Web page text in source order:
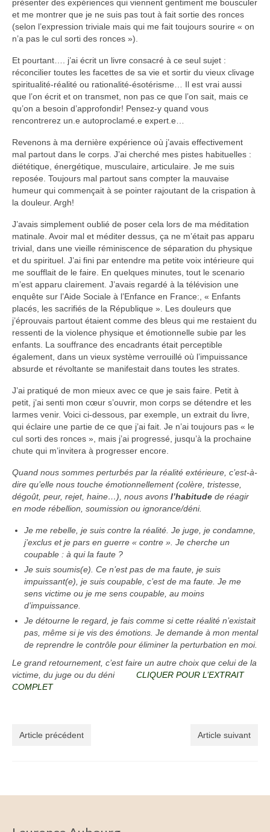
présenter des expériences qui viennent gentiment me bousculer
et me montrer que je ne suis pas tout à fait sortie des ronces
(selon l’expression triviale mais qui me fait toujours sourire « on
n’a pas le cul sorti des ronces »).
Et pourtant…. j’ai écrit un livre consacré à ce seul sujet :
réconcilier toutes les facettes de sa vie et sortir du vieux clivage
spiritualité-réalité ou rationalité-ésotérisme… Il est vrai aussi
que l’on écrit et on transmet, non pas ce que l’on sait, mais ce
qu’on a besoin d’approfondir! Pensez-y quand vous
rencontrerez un.e autoproclamé.e expert.e…
Revenons à ma dernière expérience où j’avais effectivement
mal partout dans le corps. J’ai cherché mes pistes habituelles :
diététique, énergétique, musculaire, articulaire. Je me suis
reposée. Toujours mal partout sans compter la mauvaise
humeur qui commençait à se pointer rajoutant de la crispation à
la douleur. Argh!
J’avais simplement oublié de poser cela lors de ma méditation
matinale. Avoir mal et méditer dessus, ça ne m’était pas apparu
trivial, dans une vieille réminiscence de séparation du physique
et du spirituel. J’ai fini par entendre ma petite voix intérieure qui
me soufflait de le faire. En quelques minutes, tout le scenario
m’est apparu clairement. J’avais regardé à la télévision une
enquête sur l’Aide Sociale à l’Enfance en France:, « Enfants
placés, les sacrifiés de la République ». Les douleurs que
j’éprouvais partout étaient comme des bleus qui me restaient du
ressenti de la violence physique et émotionnelle subie par les
enfants. La souffrance des encadrants était perceptible
également, dans un vieux système verrouillé où l’impuissance
absurde et révoltante se manifestait dans toutes les strates.
J’ai pratiqué de mon mieux avec ce que je sais faire. Petit à
petit, j’ai senti mon cœur s’ouvrir, mon corps se détendre et les
larmes venir. Voici ci-dessous, par exemple, un extrait du livre,
qui éclaire une partie de ce que j’ai fait. Je n’ai toujours pas « le
cul sorti des ronces », mais j’ai progressé, jusqu’à la prochaine
chute qui m’invitera à progresser encore.
Quand nous sommes perturbés par la réalité extérieure, c’est-à-
dire qu’elle nous touche émotionnellement (colère, tristesse,
dégoût, peur, rejet, haine…), nous avons l’habitude de réagir
en mode rébellion, soumission ou ignorance/déni.
Je me rebelle, je suis contre la réalité. Je juge, je condamne,
j’exclus et je pars en guerre « contre ». Je cherche un
coupable : à qui la faute ?
Je suis soumis(e). Ce n’est pas de ma faute, je suis
impuissant(e), je suis coupable, c’est de ma faute. Je me
sens victime ou je me sens coupable, au moins
d’impuissance.
Je détourne le regard, je fais comme si cette réalité n’existait
pas, même si je vis des émotions. Je demande à mon mental
de reprendre le contrôle pour éliminer la perturbation en moi.
Le grand retournement, c’est faire un autre choix que celui de la
victime, du juge ou du déni CLIQUER POUR L’EXTRAIT
COMPLET
Article précédent Article suivant